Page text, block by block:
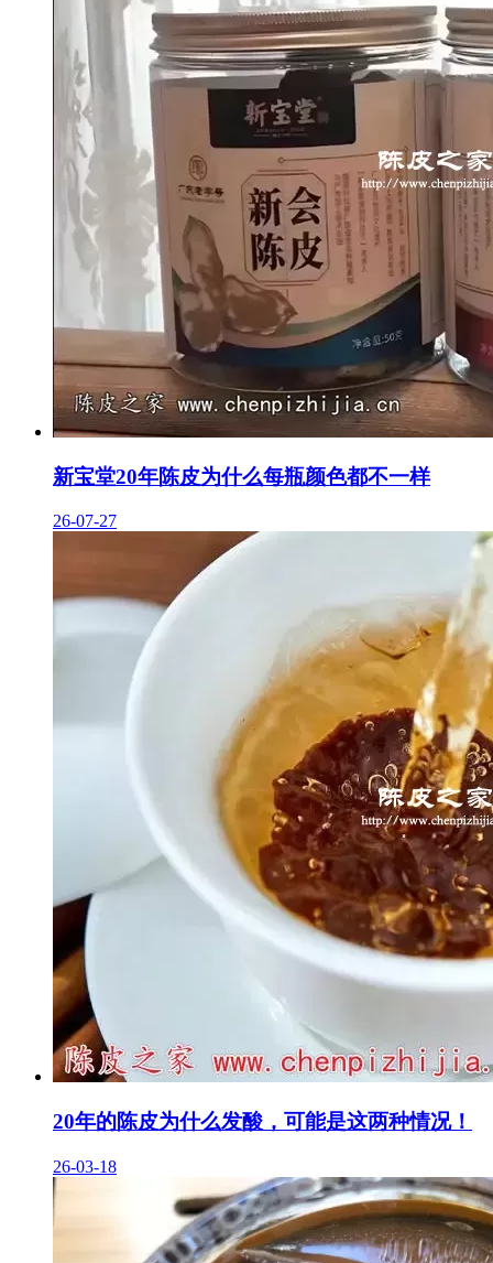
新宝堂20年陈皮为什么每瓶颜色都不一样
26-07-27
20年的陈皮为什么发酸，可能是这两种情况！
26-03-18